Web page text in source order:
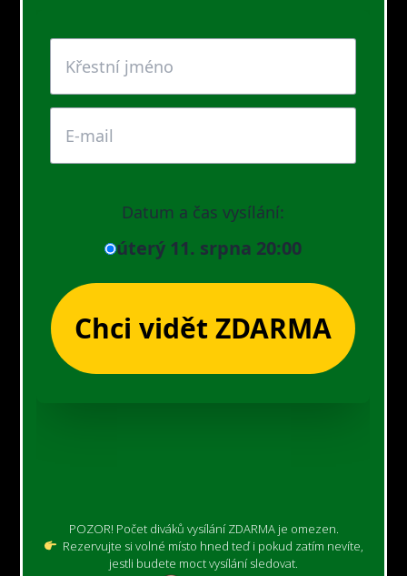
POZOR! Počet diváků vysílání ZDARMA je omezen.
Rezervujte si volné místo hned teď i pokud zatím nevíte,
jestli budete moct vysílání sledovat.